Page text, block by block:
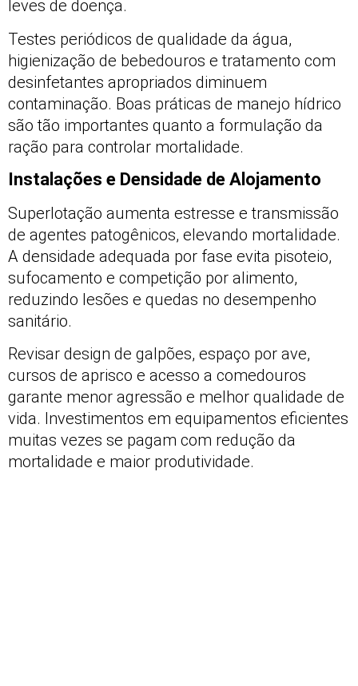
leves de doença.
Testes periódicos de qualidade da água,
higienização de bebedouros e tratamento com
desinfetantes apropriados diminuem
contaminação. Boas práticas de manejo hídrico
são tão importantes quanto a formulação da
ração para controlar mortalidade.
Instalações e Densidade de Alojamento
Superlotação aumenta estresse e transmissão
de agentes patogênicos, elevando mortalidade.
A densidade adequada por fase evita pisoteio,
sufocamento e competição por alimento,
reduzindo lesões e quedas no desempenho
sanitário.
Revisar design de galpões, espaço por ave,
cursos de aprisco e acesso a comedouros
garante menor agressão e melhor qualidade de
vida. Investimentos em equipamentos eficientes
muitas vezes se pagam com redução da
mortalidade e maior produtividade.